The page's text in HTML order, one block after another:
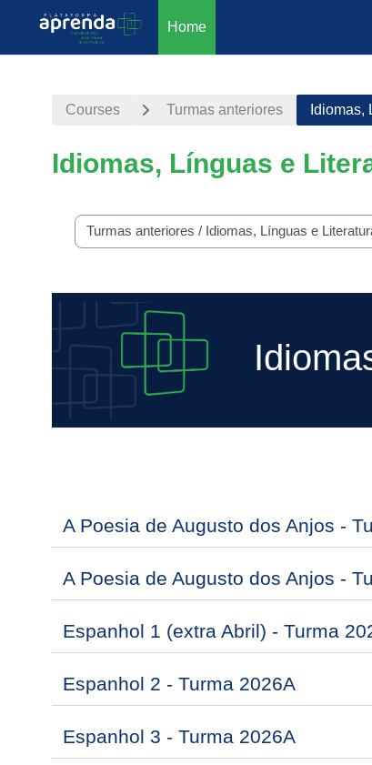
Home
Courses Turmas anteriores Idiomas,
Idiomas, Línguas e
Course categories
A Poesia de Augusto dos Anjos -
A Poesia de Augusto dos Anjos -
Espanhol 1 (extra Abril) - Turma
Espanhol 2 - Turma 2026A
Espanhol 3 - Turma 2026A